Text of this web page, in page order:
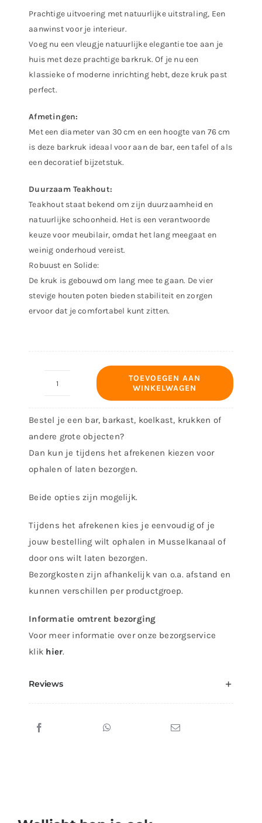
Prachtige uitvoering met natuurlijke uitstraling, Een
aanwinst voor je interieur.
Voeg nu een vleugje natuurlijke elegantie toe aan je
huis met deze prachtige barkruk. Of je nu een
klassieke of moderne inrichting hebt, deze kruk past
perfect.
Afmetingen:
Met een diameter van 30 cm en een hoogte van 76 cm
is deze barkruk ideaal voor aan de bar, een tafel of als
een decoratief bijzetstuk.
Duurzaam Teakhout:
Teakhout staat bekend om zijn duurzaamheid en
natuurlijke schoonheid. Het is een verantwoorde
keuze voor meubilair, omdat het lang meegaat en
weinig onderhoud vereist.
Robuust en Solide:
De kruk is gebouwd om lang mee te gaan. De vier
stevige houten poten bieden stabiliteit en zorgen
ervoor dat je comfortabel kunt zitten.
aantal
TOEVOEGEN AAN
WINKELWAGEN
Bestel je een bar, barkast, koelkast, krukken of
andere grote objecten?
Dan kun je tijdens het afrekenen kiezen voor
ophalen of laten bezorgen.
Beide opties zijn mogelijk.
Tijdens het afrekenen kies je eenvoudig of je
jouw bestelling wilt ophalen in Musselkanaal of
door ons wilt laten bezorgen.
Bezorgkosten zijn afhankelijk van o.a. afstand en
kunnen verschillen per productgroep.
Informatie omtrent bezorging
Voor meer informatie over onze bezorgservice
klik hier.
Reviews